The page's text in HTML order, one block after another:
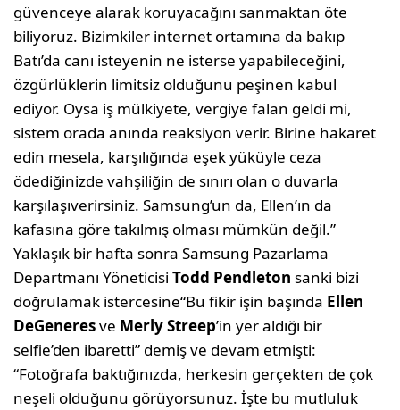
güvenceye alarak koruyacağını sanmaktan öte
biliyoruz. Bizimkiler internet ortamına da bakıp
Batı’da canı isteyenin ne isterse yapabileceğini,
özgürlüklerin limitsiz olduğunu peşinen kabul
ediyor. Oysa iş mülkiyete, vergiye falan geldi mi,
sistem orada anında reaksiyon verir. Birine hakaret
edin mesela, karşılığında eşek yüküyle ceza
ödediğinizde vahşiliğin de sınırı olan o duvarla
karşılaşıverirsiniz. Samsung’un da, Ellen’ın da
kafasına göre takılmış olması mümkün değil.”
Yaklaşık bir hafta sonra Samsung Pazarlama
Departmanı YöneticisiTodd Pendleton sanki bizi
doğrulamak istercesine“Bu fikir işin başında Ellen
DeGeneresve Merly Streep’in yer aldığı bir
selfie’den ibaretti” demiş ve devam etmişti:
“Fotoğrafa baktığınızda, herkesin gerçekten de çok
neşeli olduğunu görüyorsunuz. İşte bu mutluluk